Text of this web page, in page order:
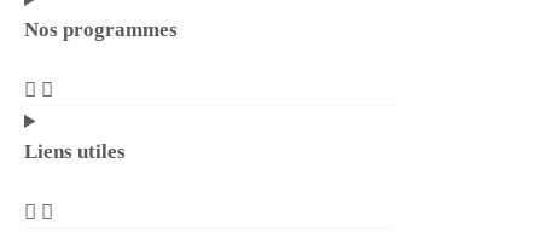
Nos programmes
Liens utiles